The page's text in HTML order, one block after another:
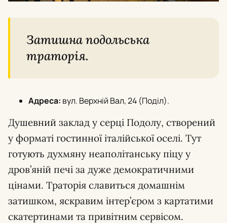
Затишна подольська
траторія.
Адреса: вул. Верхній Вал, 24 (Поділ).
Душевний заклад у серці Подолу, створений
у форматі гостинної італійської оселі. Тут
готують духмяну неаполітанську піцу у
дров’яній печі за дуже демократичними
цінами. Траторія славиться домашнім
затишком, яскравим інтер’єром з картатими
скатертинами та привітним сервісом.